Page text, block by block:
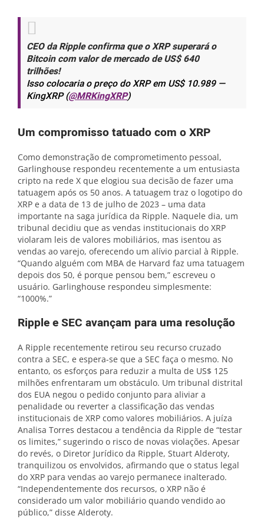
CEO da Ripple confirma que o XRP superará o
Bitcoin com valor de mercado de US$ 640
trilhões!
Isso colocaria o preço do XRP em US$ 10.989 —
KingXRP (@MRKingXRP)
Um compromisso tatuado com o XRP
Como demonstração de comprometimento pessoal,
Garlinghouse respondeu recentemente a um entusiasta
cripto na rede X que elogiou sua decisão de fazer uma
tatuagem após os 50 anos. A tatuagem traz o logotipo do
XRP e a data de 13 de julho de 2023 – uma data
importante na saga jurídica da Ripple. Naquele dia, um
tribunal decidiu que as vendas institucionais do XRP
violaram leis de valores mobiliários, mas isentou as
vendas ao varejo, oferecendo um alívio parcial à Ripple.
“Quando alguém com MBA de Harvard faz uma tatuagem
depois dos 50, é porque pensou bem,” escreveu o
usuário. Garlinghouse respondeu simplesmente:
“1000%.”
Ripple e SEC avançam para uma resolução
A Ripple recentemente retirou seu recurso cruzado
contra a SEC, e espera-se que a SEC faça o mesmo. No
entanto, os esforços para reduzir a multa de US$ 125
milhões enfrentaram um obstáculo. Um tribunal distrital
dos EUA negou o pedido conjunto para aliviar a
penalidade ou reverter a classificação das vendas
institucionais de XRP como valores mobiliários. A juíza
Analisa Torres destacou a tendência da Ripple de “testar
os limites,” sugerindo o risco de novas violações. Apesar
do revés, o Diretor Jurídico da Ripple, Stuart Alderoty,
tranquilizou os envolvidos, afirmando que o status legal
do XRP para vendas ao varejo permanece inalterado.
“Independentemente dos recursos, o XRP não é
considerado um valor mobiliário quando vendido ao
público,” disse Alderoty.